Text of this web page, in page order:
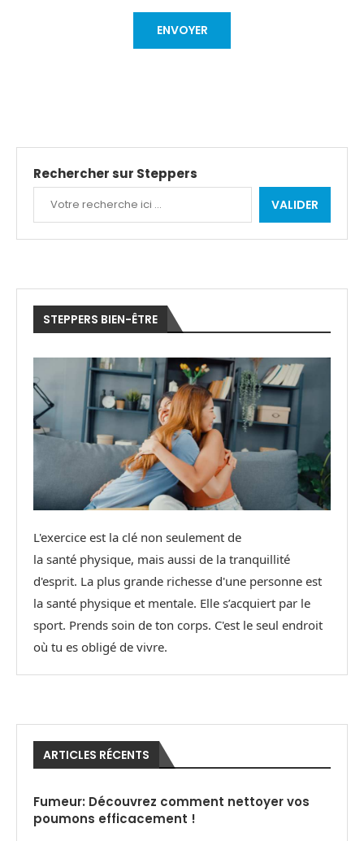
Rechercher sur Steppers
VALIDER
STEPPERS BIEN-ÊTRE
L'exercice est la clé non seulement de
la santé physique, mais aussi de la tranquillité
d'esprit. La plus grande richesse d'une personne est
la santé physique et mentale. Elle s’acquiert par le
sport. Prends soin de ton corps. C'est le seul endroit
où tu es obligé de vivre.
ARTICLES RÉCENTS
Fumeur: Découvrez comment nettoyer vos
poumons efficacement !